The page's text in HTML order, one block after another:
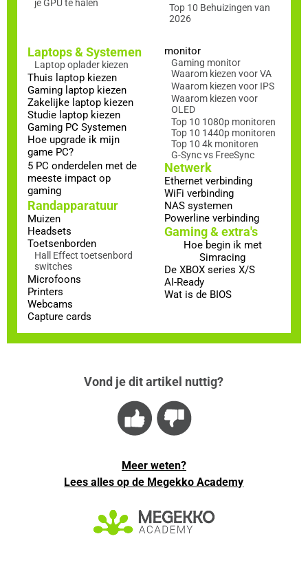
je GPU te halen
Top 10 Behuizingen van
2026
Laptops & Systemen
Laptop oplader kiezen
Thuis laptop kiezen
Gaming laptop kiezen
Zakelijke laptop kiezen
Studie laptop kiezen
Gaming PC Systemen
Hoe upgrade ik mijn
game PC?
5 PC onderdelen met de
meeste impact op
gaming
Randapparatuur
Muizen
Headsets
Toetsenborden
Hall Effect toetsenbord
switches
Microfoons
Printers
Webcams
Capture cards
monitor
Gaming monitor
Waarom kiezen voor VA
Waarom kiezen voor IPS
Waarom kiezen voor
OLED
Top 10 1080p monitoren
Top 10 1440p monitoren
Top 10 4k monitoren
G-Sync vs FreeSync
Netwerk
Ethernet verbinding
WiFi verbinding
NAS systemen
Powerline verbinding
Gaming & extra's
Hoe begin ik met
Simracing
De XBOX series X/S
AI-Ready
Wat is de BIOS
Vond je dit artikel nuttig?
Meer weten?
Lees alles op de Megekko Academy